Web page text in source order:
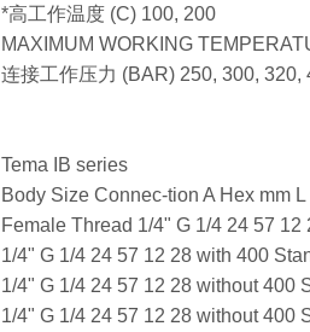
*高工作温度 (C) 100, 200
MAXIMUM WORKING
连接工作压力 (BAR) 250, 300, 320,
Tema IB series
Body Size Connec-tion A Hex mm
Female Thread 1/4" G 1/4 24 57
1/4" G 1/4 24 57 12 28 with 400
1/4" G 1/4 24 57 12 28 without 400
1/4" G 1/4 24 57 12 28 without 400